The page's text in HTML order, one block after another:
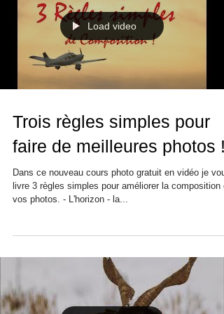
Load video
Trois règles simples pour
faire de meilleures photos !
Dans ce nouveau cours photo gratuit en vidéo je
vos photos. - L'horizon - la...